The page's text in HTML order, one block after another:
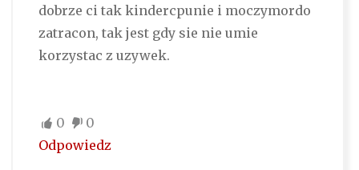
dobrze ci tak kindercpunie i moczymordo
zatracon, tak jest gdy sie nie umie
korzystac z uzywek.
0
0
Odpowiedz